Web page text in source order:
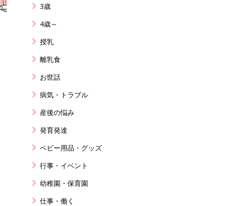
3歳
4歳～
授乳
離乳食
お世話
病気・トラブル
産後の悩み
発育発達
ベビー用品・グッズ
行事・イベント
幼稚園・保育園
仕事・働く